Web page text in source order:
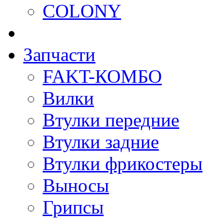
COLONY
Запчасти
FAKT-КОМБО
Вилки
Втулки передние
Втулки задние
Втулки фрикостеры
Выносы
Грипсы